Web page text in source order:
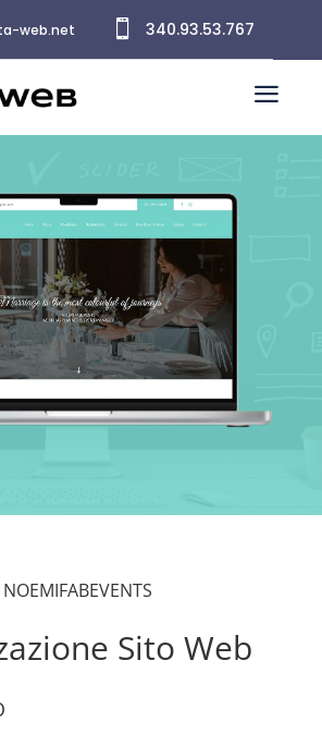
a
web.net  340.93.53.767
NOEMIFABEVENTS
Sito Web